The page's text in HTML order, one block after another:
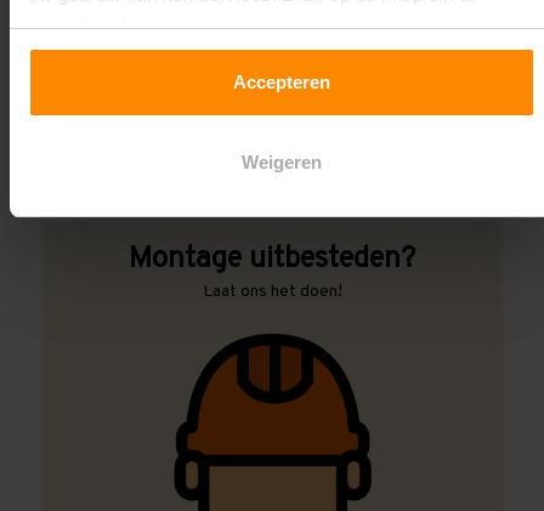
accepteren!
Accepteren
Weigeren
Een maat die niet op de site staat? Hogere
draagkrachten? Speciale uitvoeringen? Onze
specialiteit!
Montage uitbesteden?
Laat ons het doen!